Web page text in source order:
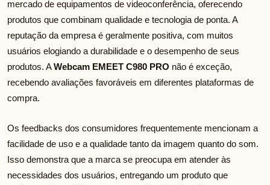
mercado de equipamentos de videoconferência, oferecendo
produtos que combinam qualidade e tecnologia de ponta. A
reputação da empresa é geralmente positiva, com muitos
usuários elogiando a durabilidade e o desempenho de seus
produtos. AWebcam EMEET C980 PRO não é exceção,
recebendo avaliações favoráveis em diferentes plataformas de
compra.
Os feedbacks dos consumidores frequentemente mencionam a
facilidade de uso e a qualidade tanto da imagem quanto do som.
Isso demonstra que a marca se preocupa em atender às
necessidades dos usuários, entregando um produto que